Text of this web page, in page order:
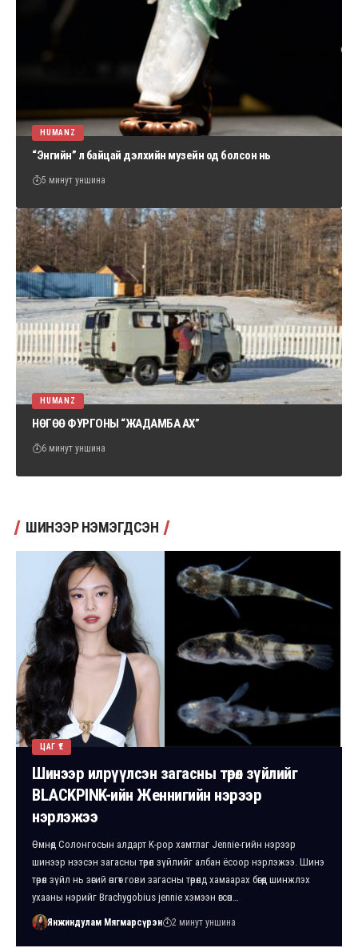
HUMANZ
“Энгийн” л байцай дэлхийн музейн од болсон нь
5 минут уншина
HUMANZ
НӨГӨӨ ФУРГОНЫ “ЖАДАМБА АХ”
6 минут уншина
ШИНЭЭР НЭМЭГДСЭН
ЦАГ ҮЕ
Шинээр илрүүлсэн загасны төрөл зүйлийг
BLACKPINK-ийн Женнигийн нэрээр
нэрлэжээ
Өмнөд Солонгосын алдарт K-pop хамтлаг Jennie-гийн нэрээр
шинээр нээсэн загасны төрөл зүйлийг албан ёсоор нэрлэжээ. Шинэ
төрөл зүйл нь зөгий өнгөт гови загасны төрөлд хамаарах бөгөөд шинжлэх
ухааны нэрийг Brachygobius jennie хэмээн өгсөн…
Янжиндулам Мягмарсүрэн 2 минут уншина